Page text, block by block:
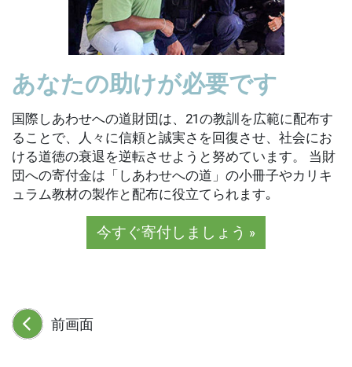
あなたの助けが必要です
国際しあわせへの道財団は、21の教訓を広範に配布す
ることで、人々に信頼と誠実さを回復させ、社会にお
ける道徳の衰退を逆転させようと努めています。 当財
団への寄付金は「しあわせへの道」の小冊子やカリキ
ュラム教材の製作と配布に役立てられます｡
今すぐ寄付しましょう »
前画面